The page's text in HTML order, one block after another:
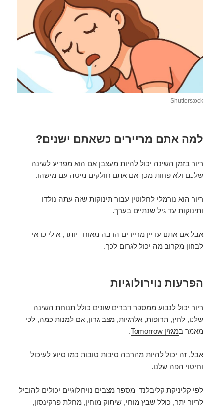
Shutterstock
למה אתם מריירים כשאתם ישנים?
ריור בזמן השינה יכול להיות מעצבן אם הוא מפריע לשינה
שלכם ולא פחות מכך אם אתם חולקים מיטה עם מישהו.
ריור הוא נורמלי לחלוטין עבור תינוקות שזה עתה נולדו
ותינוקות עד גיל שנתיים בערך.
אבל אם אתם עדיין מריירים הרבה מאוחר יותר, אולי כדאי
לבחון מקרוב מה יכול לגרום לכך.
הפרעות נוירולוגיות
ריור יכול לנבוע ממספר דברים שונים כולל תנוחת השינה
שלנו, לחץ, תרופות, אלרגיות, מצב גרון, אם למנות כמה, לפי
מאמר במגזין Tomorrow .
אבל, זה יכול להיות מהרבה סיבות טובות כמו סיוע לעיכול
וחיטוי הפה שלנו.
לפי קליניקת קליבלנד, מספר מצבים נוירולוגיים יכולים להוביל
לריור יתר, כולל שבץ מוחי, שיתוק מוחין, מחלת פרקינסון,